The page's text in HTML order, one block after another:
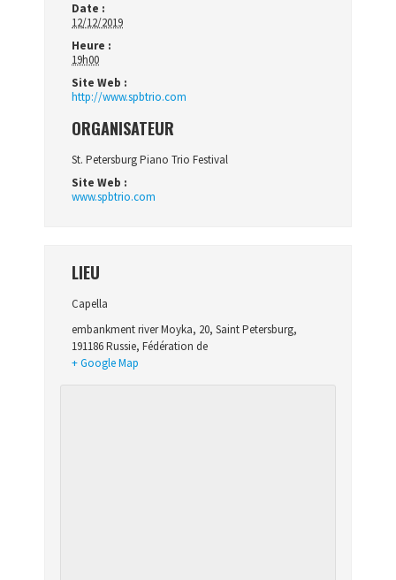
Date :
12/12/2019
Heure :
19h00
Site Web :
http://www.spbtrio.com
ORGANISATEUR
St. Petersburg Piano Trio Festival
Site Web :
www.spbtrio.com
LIEU
Capella
embankment river Moyka, 20, Saint Petersburg,
191186Russie, Fédération de
+ Google Map